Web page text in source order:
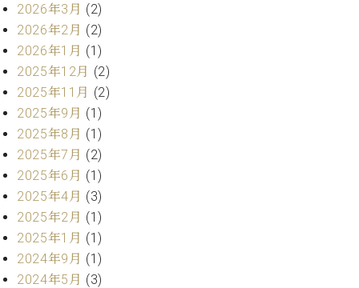
イ
ン
レ
ジ
デ
ン
ス
ア
ッ
プ
イ
ト
ピ
ア
ノ
収
録
サ
ー
ビ
音
楽
教
室
ピ
ノ
の
コ
ン
2026年3月 (2)
2026年2月 (2)
2026年1月 (1)
2025年12月 (2)
2025年11月 (2)
2025年9月 (1)
2025年8月 (1)
2025年7月 (2)
2025年6月 (1)
2025年4月 (3)
2025年2月 (1)
2025年1月 (1)
2024年9月 (1)
2024年5月 (3)